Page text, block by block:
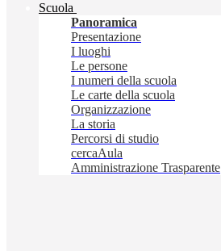
Scuola
Panoramica
Presentazione
I luoghi
Le persone
I numeri della scuola
Le carte della scuola
Organizzazione
La storia
Percorsi di studio
cercaAula
Amministrazione Trasparente